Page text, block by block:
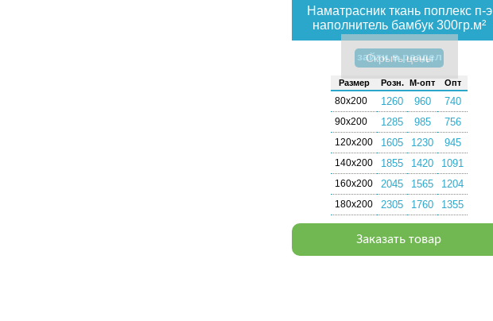
Наматрасник ткань поплекс п-э
наполнитель бамбук 300гр.м²
зайти в раздел
Скрыть цены
Раз­мер Розн. М-опт Опт
80х200 1260 960 740
90х200 1285 985 756
120х200 1605 1230 945
140х200 1855 1420 1091
160х200 2045 1565 1204
180х200 2305 1760 1355
Заказать товар